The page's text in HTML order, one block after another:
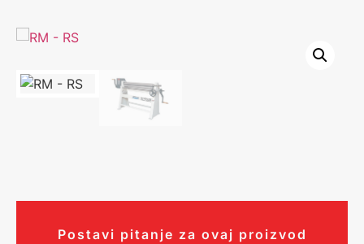
Postavi pitanje za ovaj proizvod